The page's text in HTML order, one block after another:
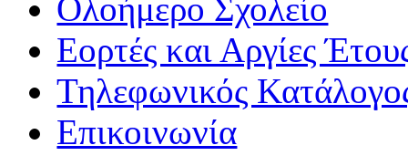
Ολοήμερο Σχολείο
Εορτές και Αργίες
Τηλεφωνικός
Επικοινωνία